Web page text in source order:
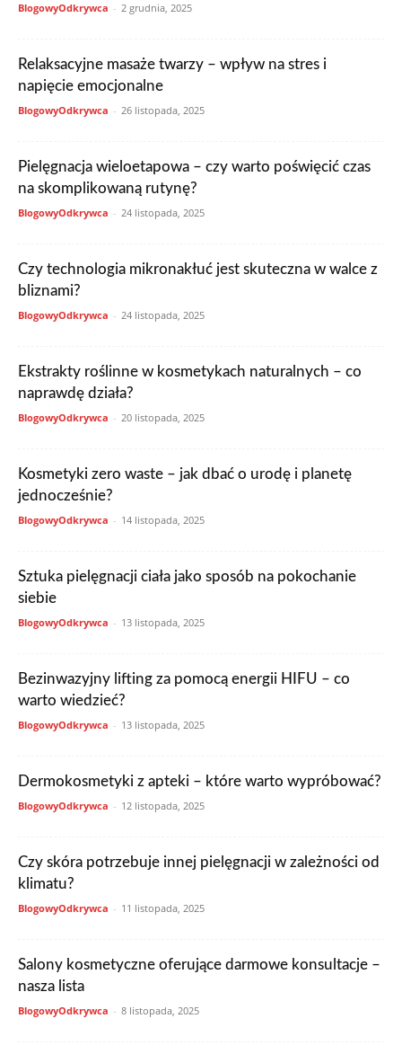
BlogowyOdkrywca - 2 grudnia, 2025
Relaksacyjne masaże twarzy – wpływ na stres i
napięcie emocjonalne
BlogowyOdkrywca - 26 listopada, 2025
Pielęgnacja wieloetapowa – czy warto poświęcić czas
na skomplikowaną rutynę?
BlogowyOdkrywca - 24 listopada, 2025
Czy technologia mikronakłuć jest skuteczna w walce z
bliznami?
BlogowyOdkrywca - 24 listopada, 2025
Ekstrakty roślinne w kosmetykach naturalnych – co
naprawdę działa?
BlogowyOdkrywca - 20 listopada, 2025
Kosmetyki zero waste – jak dbać o urodę i planetę
jednocześnie?
BlogowyOdkrywca - 14 listopada, 2025
Sztuka pielęgnacji ciała jako sposób na pokochanie
siebie
BlogowyOdkrywca - 13 listopada, 2025
Bezinwazyjny lifting za pomocą energii HIFU – co
warto wiedzieć?
BlogowyOdkrywca - 13 listopada, 2025
Dermokosmetyki z apteki – które warto wypróbować?
BlogowyOdkrywca - 12 listopada, 2025
Czy skóra potrzebuje innej pielęgnacji w zależności od
klimatu?
BlogowyOdkrywca - 11 listopada, 2025
Salony kosmetyczne oferujące darmowe konsultacje –
nasza lista
BlogowyOdkrywca - 8 listopada, 2025